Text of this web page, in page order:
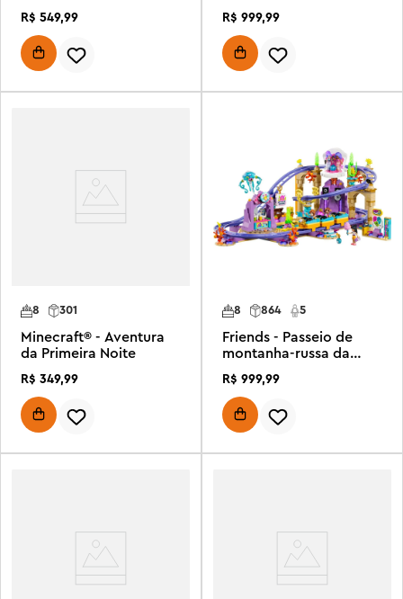
R$ 549,99 R$ 999,99
301
8
Minecraft® - Aventura
da Primeira Noite
R$ 349,99
8 5
864
Friends - Passeio de
montanha-russa da
R$ 999,99